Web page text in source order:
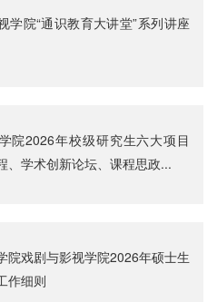
学院“通识教育大讲堂”系列讲座
院2026年校级研究生六大项目
、学术创新论坛、课程思政...
院戏剧与影视学院2026年硕士生
作细则